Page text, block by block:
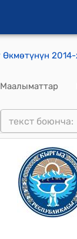
Маалыматтар